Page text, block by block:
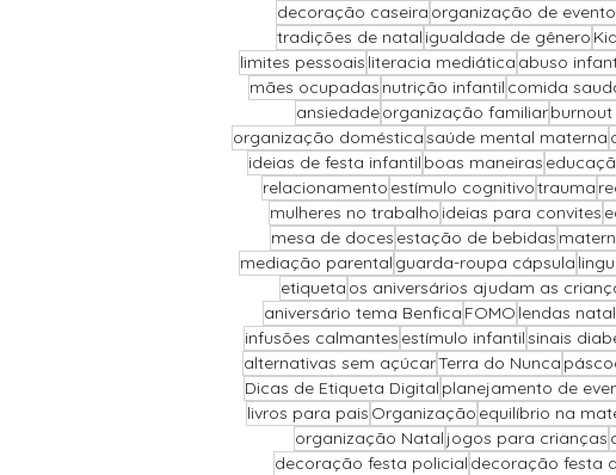
decoração caseira organização de
tradições de natal igualdade de gênero
limites pessoais literacia mediática abuso
mães ocupadas nutrição infantil comida
ansiedadeorganização familiar
organização domésticasaúde mental materna
ideias de festa infantil boas maneiras
relacionamento estímulo cognitivotrauma
mulheres no trabalho ideias para convites
mesa de doces estação de bebidas
mediação parental guarda-roupa cápsula
etiqueta os aniversários ajudam as
aniversário tema Benfica FOMO lendas
infusões calmantes estímulo infantilsinais
alternativas sem açúcarTerra do Nunca
Dicas de Etiqueta Digital planejamento de
livros para pais Organização equilíbrio na
organização Natal jogos para crianças
decoração festa policial decoração festa